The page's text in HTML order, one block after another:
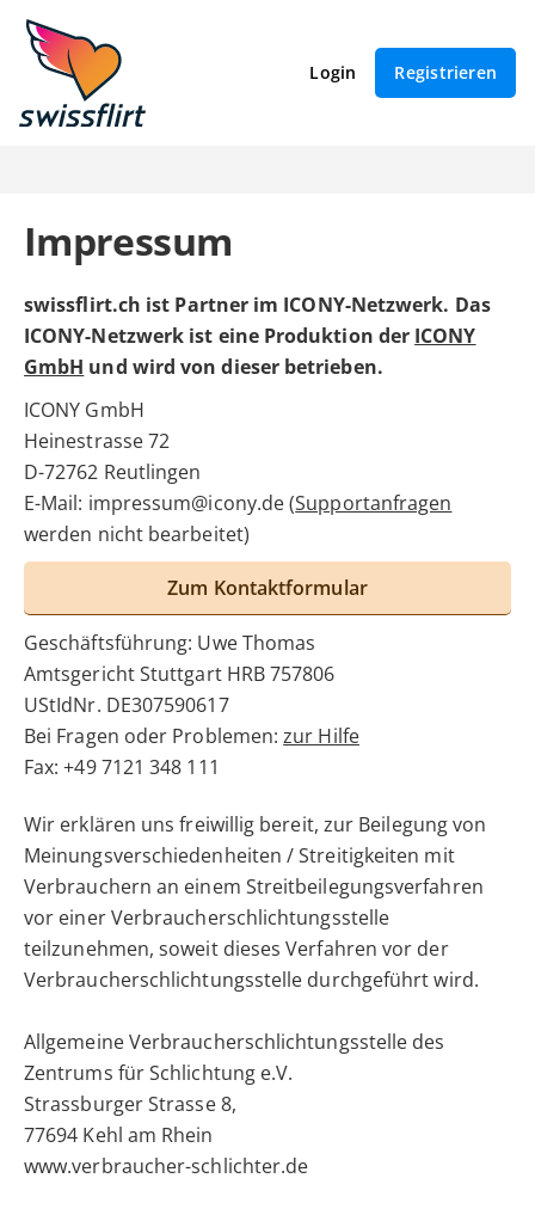
Login Registrieren
Impressum
swissflirt.ch ist Partner im ICONY-Netzwerk. Das
ICONY-Netzwerk ist eine Produktion der ICONY
GmbH und wird von dieser betrieben.
ICONY GmbH
Heinestrasse 72
D-72762 Reutlingen
E-Mail: impressum@icony.de (Supportanfragen
werden nicht bearbeitet)
Zum Kontaktformular
Geschäftsführung: Uwe Thomas
Amtsgericht Stuttgart HRB 757806
UStIdNr. DE307590617
Bei Fragen oder Problemen:zur Hilfe
Fax: +49 7121 348 111
Wir erklären uns freiwillig bereit, zur Beilegung von
Meinungsverschiedenheiten / Streitigkeiten mit
Verbrauchern an einem Streitbeilegungsverfahren
vor einer Verbraucherschlichtungsstelle
teilzunehmen, soweit dieses Verfahren vor der
Verbraucherschlichtungsstelle durchgeführt wird.
Allgemeine Verbraucherschlichtungsstelle des
Zentrums für Schlichtung e.V.
Strassburger Strasse 8,
77694 Kehl am Rhein
www.verbraucher-schlichter.de